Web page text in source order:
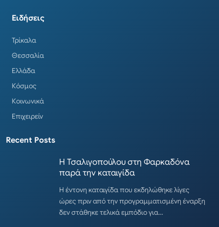
Ειδήσεις
Τρίκαλα
Θεσσαλία
Ελλάδα
Κόσμος
Κοινωνικά
Επιχειρείν
Recent Posts
Η Τσαλιγοπούλου στη Φαρκαδόνα
παρά την καταιγίδα
Η έντονη καταιγίδα που εκδηλώθηκε λίγες
ώρες πριν από την προγραμματισμένη έναρξη
δεν στάθηκε τελικά εμπόδιο για…